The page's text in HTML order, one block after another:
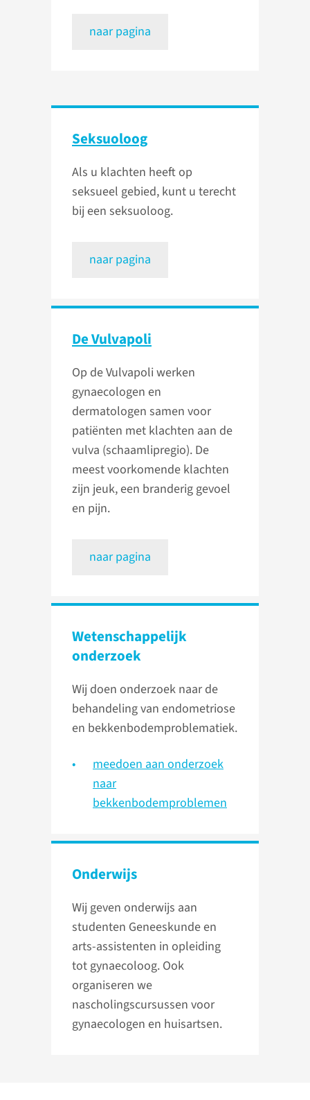
naar pagina
Seksuoloog
Als u klachten heeft op
seksueel gebied, kunt u terecht
bij een seksuoloog.
naar pagina
De Vulvapoli
Op de Vulvapoli werken
gynaecologen en
dermatologen samen voor
patiënten met klachten aan de
vulva (schaamlipregio). De
meest voorkomende klachten
zijn jeuk, een branderig gevoel
en pijn.
naar pagina
Wetenschap­pelijk
onderzoek
Wij doen onderzoek naar de
behandeling van endometriose
en bekkenbodemproblematiek.
meedoen aan onderzoek
naar
bekkenbodemproblemen
Onderwijs
Wij geven onderwijs aan
studenten Geneeskunde en
arts-assistenten in opleiding
tot gynaecoloog. Ook
organiseren we
nascholingscursussen voor
gynaecologen en huisartsen.